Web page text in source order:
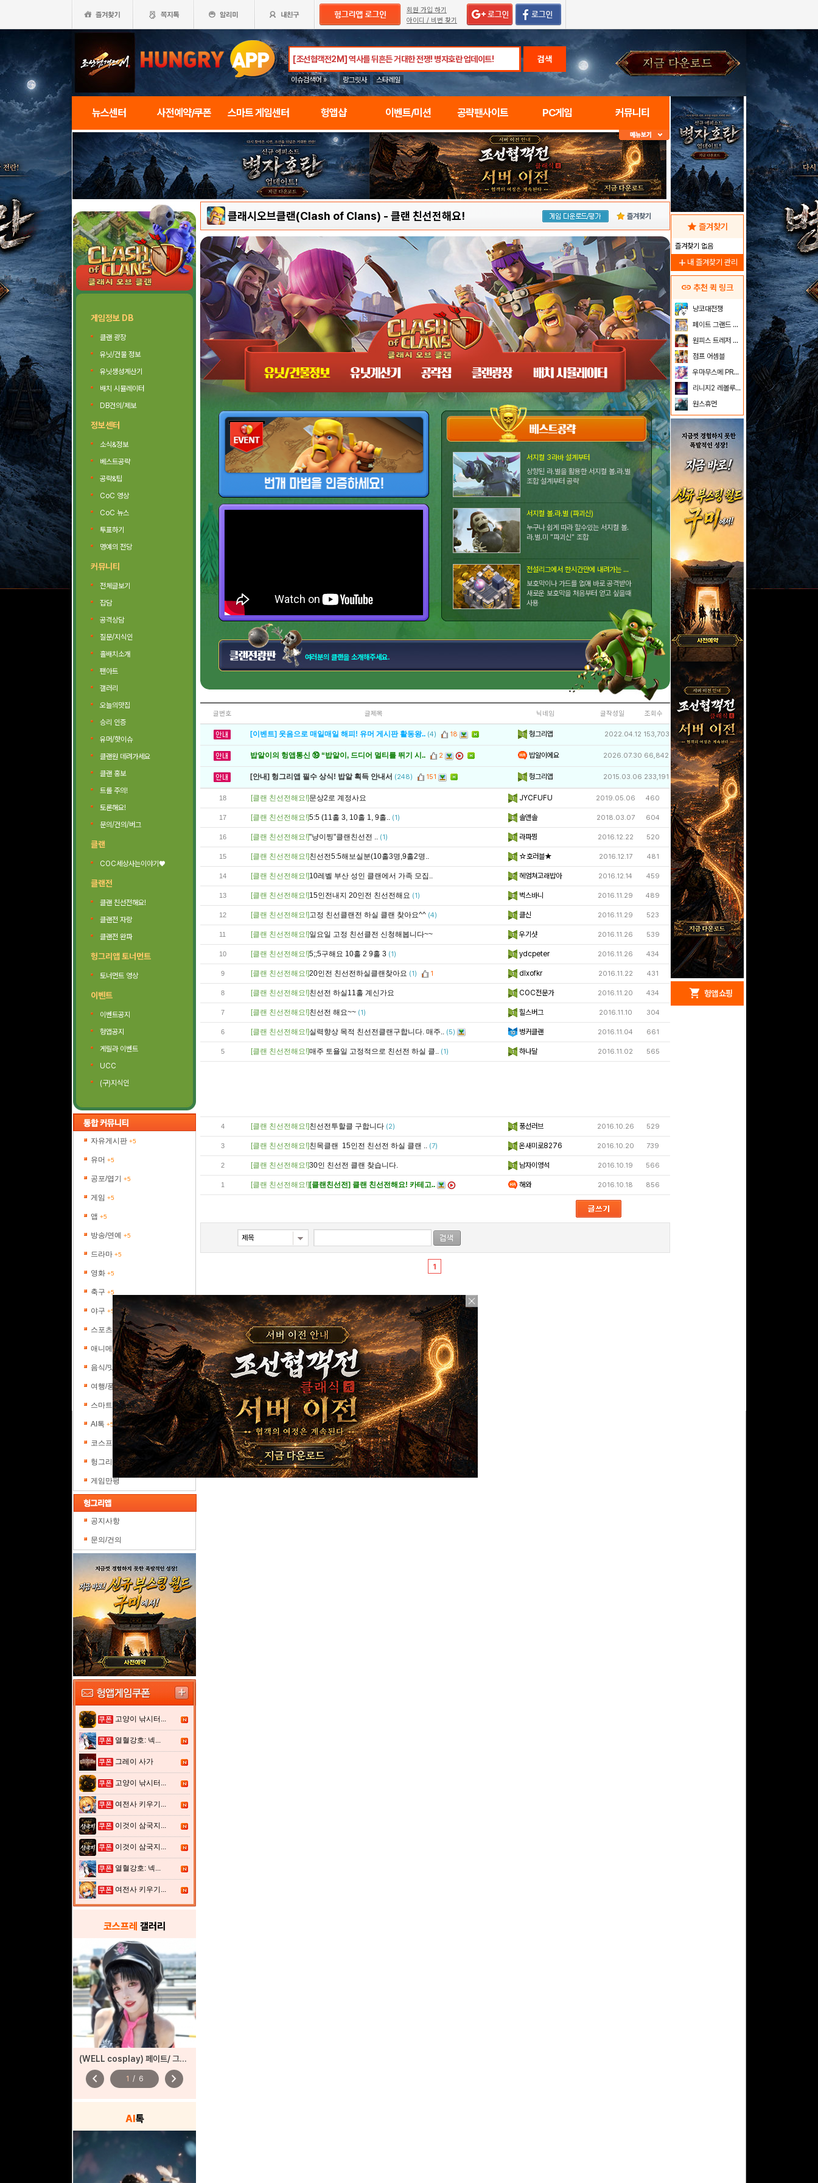
회원 가입 하기
아이디 / 비번 찾기
검색
이슈검색어 » 랑그릿사 스타레일
뉴스센터 사전예약/쿠폰 스마트 게임센터 헝앱샵 이벤트/미션 공략팬사이트 PC게임 커뮤니티
게임정보 DB
클랜 광장
유닛/건물 정보
유닛생성계산기
배치 시뮬레이터
DB건의/제보
정보센터
소식&정보
베스트공략
공략&팁
CoC 영상
CoC 뉴스
투표하기
명예의 전당
커뮤니티
전체글보기
잡담
공격상담
질문/지식인
홀배치소개
팬아트
갤러리
오늘의맛집
승리 인증
유머/핫이슈
클랜원 데려가세요
클랜 홍보
트롤 주의!
토론해요!
문의/건의/버그
클랜
COC세상사는이야기♥
클랜전
클랜 친선전해요!
클랜전 자랑
클랜전 완파
헝그리앱 토너먼트
토너먼트 영상
이벤트
이벤트공지
헝앱공지
게릴라 이벤트
UCC
(구)지식인
자유게시판 +5
유머 +5
공포/엽기 +5
게임 +5
앱 +5
방송/연예 +5
드라마 +5
영화 +5
축구 +5
야구 +5
스포츠 +5
애니메이션+5
음식/맛집+5
여행/풍경+5
스마트폰 포럼
AI톡 +5
코스프레갤러리
헝그리피플
게임만평
공지사항
문의/건의
고양이 낚시터...
열혈강호: 넥...
그레이 사가
고양이 낚시터...
여전사 키우기...
이것이 삼국지...
이것이 삼국지...
열혈강호: 넥...
여전사 키우기...
코스프레 갤러리
(WELL cosplay) 페이트/ 그랜드 오더
chevron_left 1 / 6 chevron_right
AI톡
클래시오브클랜(Clash of Clans) - 클랜 친선전해요! 즐겨찾기
서지컬 3라바 설계부터
상향된 라.벌을 활용한 서지컬 볼.라.벌
조합 설계부터 공략
서지컬 볼.라.벌 (파괴신)
누구나 쉽게 따라 할수있는 서지컬 볼.
라.벌.미 "파괴신" 조합
전설리그에서 한시간만에 내려가는 방법
보호막이나 가드를 없애 바로 공격받아
새로운 보호막을 처음부터 얻고 싶을때
사용
여러분의 클랜을 소개해주세요.
글번호 글제목 닉네임 글작성일 조회수
[이벤트] 웃음으로 매일매일 해피! 유머 게시판 활동왕.. (4) 18 헝그리앱 2022.04.12 153,703
밥알이의 헝앱통신 ⑲ “밥알이, 드디어 멀티를 뛰기 시.. 2 밥알이에요 2026.07.30 66,842
[안내] 헝그리앱 필수 상식! 밥알 획득 안내서 (248) 151 헝그리앱 2015.03.06 233,191
18 [클랜 친선전해요!]문상2로 계정사요 JYCFUFU 2019.05.06 460
17 [클랜 친선전해요!]5:5 (11홀 3, 10홀 1, 9홀.. (1) 솔앤솔 2018.03.07 604
16 [클랜 친선전해요!]"냥이찡"클랜친선전 .. (1) 라파찡 2016.12.22 520
15 [클랜 친선전해요!]친선전5:5해보실분(10홀3명,9홀2명.. ☆호러블★ 2016.12.17 481
14 [클랜 친선전해요!]10레벨 부산 성인 클랜에서 가족 모집.. 헤엄쳐고래밥아 2016.12.14 459
13 [클랜 친선전해요!]15인전내지 20인전 친선전해요 (1) 벅스바니 2016.11.29 489
12 [클랜 친선전해요!]고정 친선클랜전 하실 클랜 찾아요^^ (4) 클신 2016.11.29 523
11 [클랜 친선전해요!]일요일 고정 친선클전 신청해봅니다~~ 우기샷 2016.11.26 539
10 [클랜 친선전해요!]5;;5구해요 10홀 2 9홀 3 (1) ydcpeter 2016.11.26 434
9 [클랜 친선전해요!]20인전 친선전하실클랜찾아요 (1) 1 dlxofkr 2016.11.22 431
8 [클랜 친선전해요!]친선전 하실11홀 계신가요 COC전문가 2016.11.20 434
7 [클랜 친선전해요!]친선전 해요~~ (1) 힐스버그 2016.11.10 304
6 [클랜 친선전해요!]실력향상 목적 친선전클랜구합니다. 매주.. (5) 벙커클랜 2016.11.04 661
5 [클랜 친선전해요!]매주 토욜일 고정적으로 친선전 하실 클.. (1) 하나달 2016.11.02 565
4 [클랜 친선전해요!]친선전투할클 구합니다 (2) 풍선러브 2016.10.26 529
3 [클랜 친선전해요!]친목클랜 15인전 친선전 하실 클랜 .. (7) 온새미로8276 2016.10.20 739
2 [클랜 친선전해요!]30인 친선전 클랜 찾습니다. 남자이영석 2016.10.19 566
1 [클랜 친선전해요!] [클랜친선전] 클랜 친선전해요! 카테고.. 해와 2016.10.18 856
1
star 즐겨찾기
즐겨찾기 없음
add 내 즐겨찾기 관리
link 추천 퀵 링크
냥코대전쟁
페이트 그랜드 오더
원피스 트레저 크루즈
점프 어셈블
우마무스메 PRETTY DERBY
리니지2 레볼루션
원스휴먼
redeem 헝앱 경품
문화상품권 5000원 (추
첨)
100 밥알
구글 플레이 기프트카드
5,000원 (추첨)
shopping_cart 헝앱 쇼핑